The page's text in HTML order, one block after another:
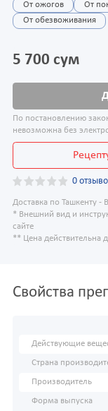
От ожогов От
От обезвоживания
5 700 сум
По постановлению
невозможна без
0
Доставка по Ташкенту -
* Внешний вид и
сайте
** Цена действительна
Свойства
Действующие
Страна
Производитель
Форма выпуска